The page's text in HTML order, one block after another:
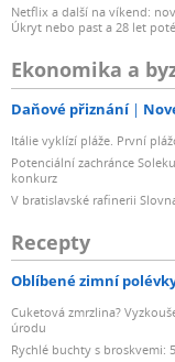
Netflix a další na víkend:
Úkryt nebo past a 28 let
Ekonomika a
Daňové přiznání
Itálie vyklízí pláže. První
Potenciální zachránce
konkurz
V bratislavské rafinerii
Recepty
Oblíbené zimní
Cuketová zmrzlina?
úrodu
Rychlé buchty s broskvemi: